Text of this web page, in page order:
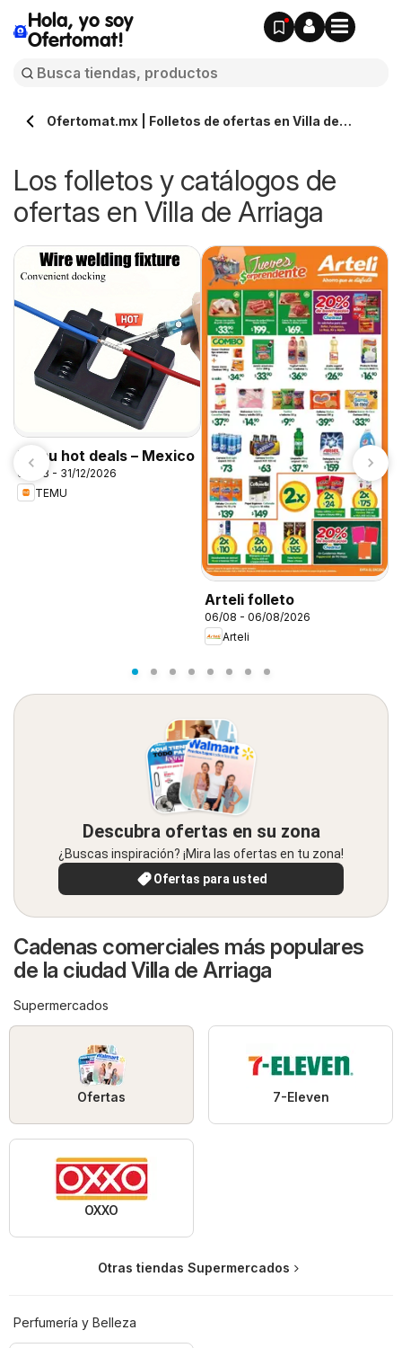
Hola, yo soy
Ofertomat!
Ofertomat.mx | Folletos de ofertas en Villa de
Los folletos y catálogos de
ofertas en Villa de Arriaga
Temu hot deals – Mexico
06/08 - 31/12/2026
TEMU
Arteli folleto
06/08 - 06/08/2026
Arteli
Descubra ofertas en su zona
¿Buscas inspiración? ¡Mira las ofertas en tu zona!
Ofertas para usted
Cadenas comerciales más populares
de la ciudad Villa de Arriaga
Supermercados
Ofertas 7-Eleven
OXXO
Otras tiendas Supermercados
Perfumería y Belleza